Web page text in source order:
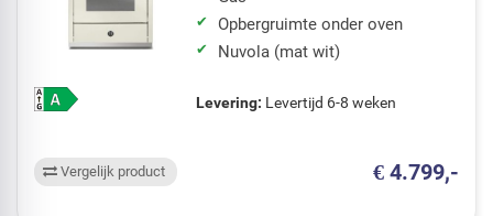
Opbergruimte onder oven
Nuvola (mat wit)
Levering: Levertijd 6-8 weken
€ 4.799,-
Vergelijk product